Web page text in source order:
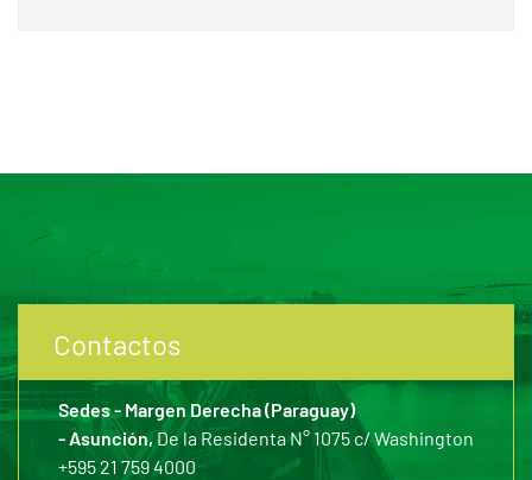
Contactos
Sedes - Margen Derecha (Paraguay)
- Asunción, De la Residenta N° 1075 c/ Washington
+595 21 759 4000